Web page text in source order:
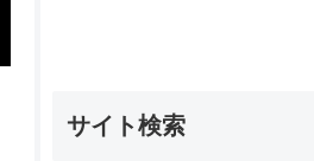
サイト検索